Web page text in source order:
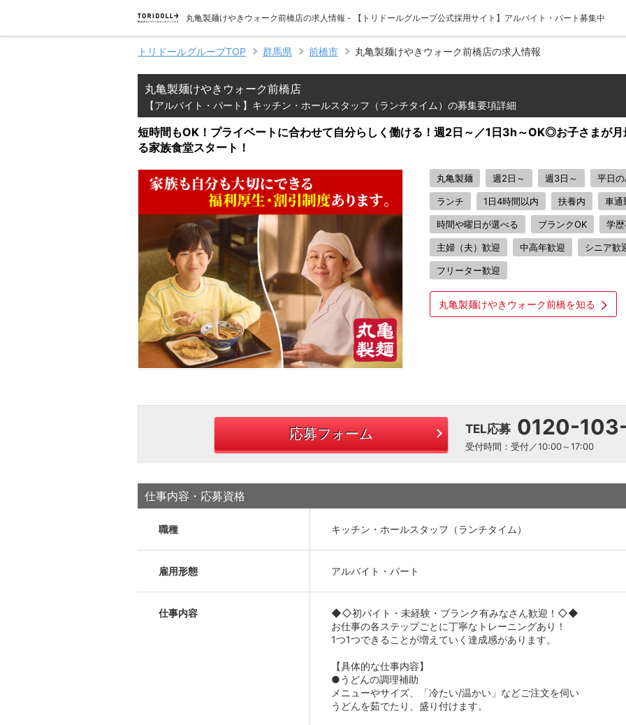
丸亀製麺けやきウォーク前橋店の求人情報 - 【トリドールグループ公式採用サイト】アルバイト・パート募集中
トリドールグループTOP 群馬県 前橋市 丸亀製麺けやきウォーク前橋店の求人情報
丸亀製麺けやきウォーク前橋店
【アルバイト・パート】キッチン・ホールスタッフ（ランチタイム）の募集要項詳細
短時間もOK！プライベートに合わせて自分らしく働ける！週2日～／1日3h～OK◎お子さまが
る家族食堂スタート！
丸亀製麺 週2日～ 週3日～ 平日
ランチ 1日4時間以内 扶養内 車通
時間や曜日が選べる ブランクOK 学
主婦（夫）歓迎 中高年歓迎 シニア歓
フリーター歓迎
丸亀製麺けやきウォーク前橋を知る
応募フォーム TEL応募 0120-
受付時間：受付／10:00～17:00
仕事内容・応募資格
職種 キッチン・ホールスタッフ（ランチタイム）
雇用形態 アルバイト・パート
仕事内容
◆◇初バイト・未経験・ブランク有みなさん歓迎！◇◆
お仕事の各ステップごとに丁寧なトレーニングあり！
1つ1つできることが増えていく達成感があります。
【具体的な仕事内容】
●うどんの調理補助
メニューやサイズ、「冷たい/温かい」などご注文を伺い
うどんを茹でたり、盛り付けます。